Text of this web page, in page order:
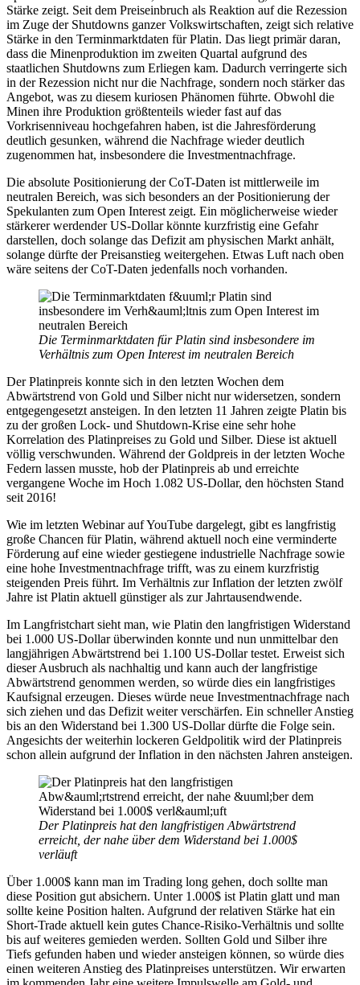
Stärke zeigt. Seit dem Preiseinbruch als Reaktion auf die Rezession
im Zuge der Shutdowns ganzer Volkswirtschaften, zeigt sich relative
Stärke in den Terminmarktdaten für Platin. Das liegt primär daran,
dass die Minenproduktion im zweiten Quartal aufgrund des
staatlichen Shutdowns zum Erliegen kam. Dadurch verringerte sich
in der Rezession nicht nur die Nachfrage, sondern noch stärker das
Angebot, was zu diesem kuriosen Phänomen führte. Obwohl die
Minen ihre Produktion größtenteils wieder fast auf das
Vorkrisenniveau hochgefahren haben, ist die Jahresförderung
deutlich gesunken, während die Nachfrage wieder deutlich
zugenommen hat, insbesondere die Investmentnachfrage.
Die absolute Positionierung der CoT-Daten ist mittlerweile im
neutralen Bereich, was sich besonders an der Positionierung der
Spekulanten zum Open Interest zeigt. Ein möglicherweise wieder
stärkerer werdender US-Dollar könnte kurzfristig eine Gefahr
darstellen, doch solange das Defizit am physischen Markt anhält,
solange dürfte der Preisanstieg weitergehen. Etwas Luft nach oben
wäre seitens der CoT-Daten jedenfalls noch vorhanden.
Die Terminmarktdaten für Platin sind insbesondere im
Verhältnis zum Open Interest im neutralen Bereich
Der Platinpreis konnte sich in den letzten Wochen dem
Abwärtstrend von Gold und Silber nicht nur widersetzen, sondern
entgegengesetzt ansteigen. In den letzten 11 Jahren zeigte Platin bis
zu der großen Lock- und Shutdown-Krise eine sehr hohe
Korrelation des Platinpreises zu Gold und Silber. Diese ist aktuell
völlig verschwunden. Während der Goldpreis in der letzten Woche
Federn lassen musste, hob der Platinpreis ab und erreichte
vergangene Woche im Hoch 1.082 US-Dollar, den höchsten Stand
seit 2016!
Wie im letzten Webinar auf YouTube dargelegt, gibt es langfristig
große Chancen für Platin, während aktuell noch eine verminderte
Förderung auf eine wieder gestiegene industrielle Nachfrage sowie
eine hohe Investmentnachfrage trifft, was zu einem kurzfristig
steigenden Preis führt. Im Verhältnis zur Inflation der letzten zwölf
Jahre ist Platin aktuell günstiger als zur Jahrtausendwende.
Im Langfristchart sieht man, wie Platin den langfristigen Widerstand
bei 1.000 US-Dollar überwinden konnte und nun unmittelbar den
langjährigen Abwärtstrend bei 1.100 US-Dollar testet. Erweist sich
dieser Ausbruch als nachhaltig und kann auch der langfristige
Abwärtstrend genommen werden, so würde dies ein langfristiges
Kaufsignal erzeugen. Dieses würde neue Investmentnachfrage nach
sich ziehen und das Defizit weiter verschärfen. Ein schneller Anstieg
bis an den Widerstand bei 1.300 US-Dollar dürfte die Folge sein.
Angesichts der weiterhin lockeren Geldpolitik wird der Platinpreis
schon allein aufgrund der Inflation in den nächsten Jahren ansteigen.
Der Platinpreis hat den langfristigen Abwärtstrend
erreicht, der nahe über dem Widerstand bei 1.000$
verläuft
Über 1.000$ kann man im Trading long gehen, doch sollte man
diese Position gut absichern. Unter 1.000$ ist Platin glatt und man
sollte keine Position halten. Aufgrund der relativen Stärke hat ein
Short-Trade aktuell kein gutes Chance-Risiko-Verhältnis und sollte
bis auf weiteres gemieden werden. Sollten Gold und Silber ihre
Tiefs gefunden haben und wieder ansteigen können, so würde dies
einen weiteren Anstieg des Platinpreises unterstützen. Wir erwarten